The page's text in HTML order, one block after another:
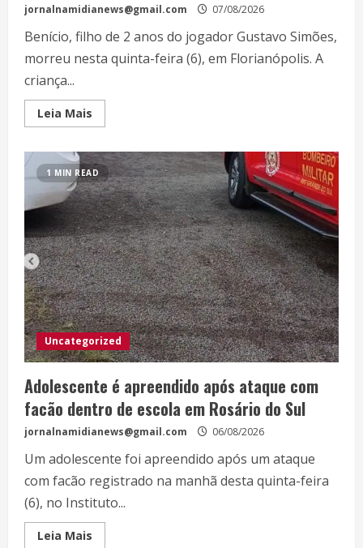
jornalnamidianews@gmail.com 07/08/2026
Benício, filho de 2 anos do jogador Gustavo Simões,
morreu nesta quinta-feira (6), em Florianópolis. A
criança...
Leia Mais
1 MIN READ
Uncategorized
Adolescente é apreendido após ataque com
facão dentro de escola em Rosário do Sul
jornalnamidianews@gmail.com 06/08/2026
Um adolescente foi apreendido após um ataque
com facão registrado na manhã desta quinta-feira
(6), no Instituto...
Leia Mais